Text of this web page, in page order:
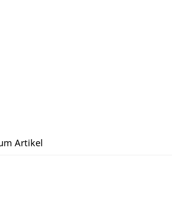
Artikel